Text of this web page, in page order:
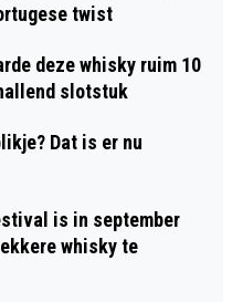
twist
deze whisky ruim 10
slotstuk
Dat is er nu
is in september
whisky te